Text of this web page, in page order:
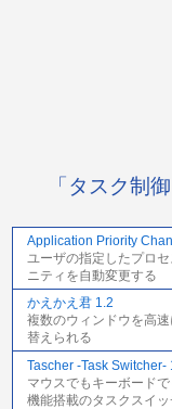
「タスク制
Application Priority
ユーザの指定したプロ
ニティを自動変更する
かえかえ君 1.2
複数のウィンドウを高
替えられる
Tascher -Task Switcher-
マウスでもキーボード
機能搭載のタスクスイッ